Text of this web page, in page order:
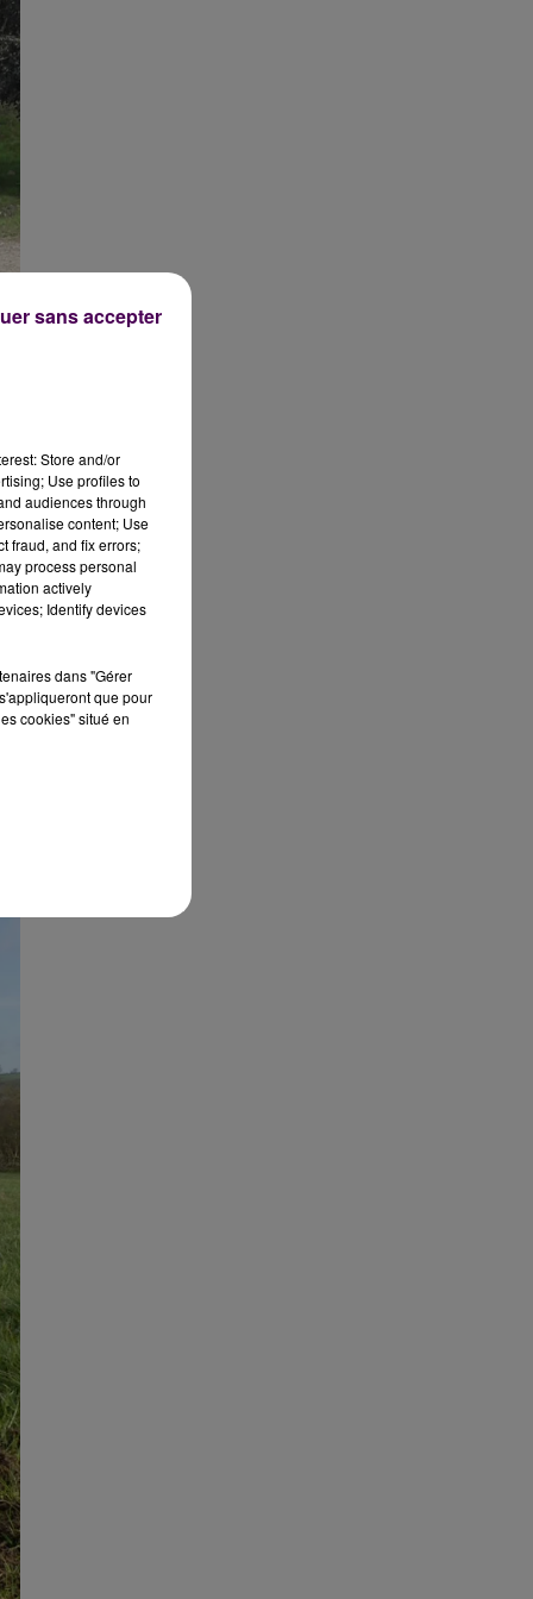
Store and/or
Use profiles to
audiences through
content; Use
fraud, and fix errors;
process personal
actively
Identify devices
dans "Gérer
que pour
cookies" situé en
sans accepter